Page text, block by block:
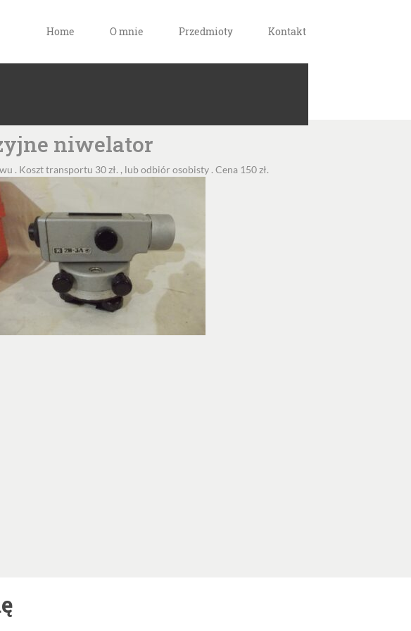
Home O mnie Przedmioty Kontakt
niwelator
. Koszt transportu 30 zł. , lub odbiór osobisty . Cena 150 zł.